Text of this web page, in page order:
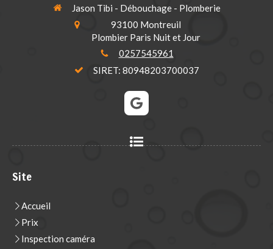
Jason Tibi - Débouchage - Plomberie
93100 Montreuil
Plombier Paris Nuit et Jour
0257545961
SIRET: 80948203700037
Site
Accueil
Prix
Inspection caméra